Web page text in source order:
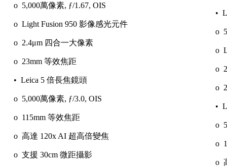
o 5,000萬像素, ƒ/1.67, OIS
o Light Fusion 950 影像感光元件
o 2.4μm 四合一大像素
o 23mm 等效焦距
• Leica 5 倍長焦鏡頭
o 5,000萬像素, ƒ/3.0, OIS
o 115mm 等效焦距
o 高達 120x AI 超高倍變焦
o 支援 30cm 微距攝影
•
o
o
o
o
•
o
o
o